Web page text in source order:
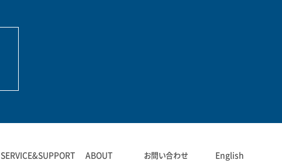
SERVICE&SUPPORT ABOUT お問い合わせ English